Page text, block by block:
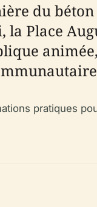
du béton
la Place
pratiques